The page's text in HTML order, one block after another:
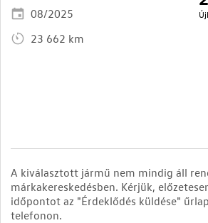
08/2025
23 662 km
A kiválasztott jármű nem mindig áll
márkakereskedésben. Kérjük,
időpontot az "Érdeklődés küldése"
telefonon.